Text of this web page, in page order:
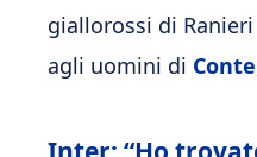
giallorossi di
agli uomini di Conte